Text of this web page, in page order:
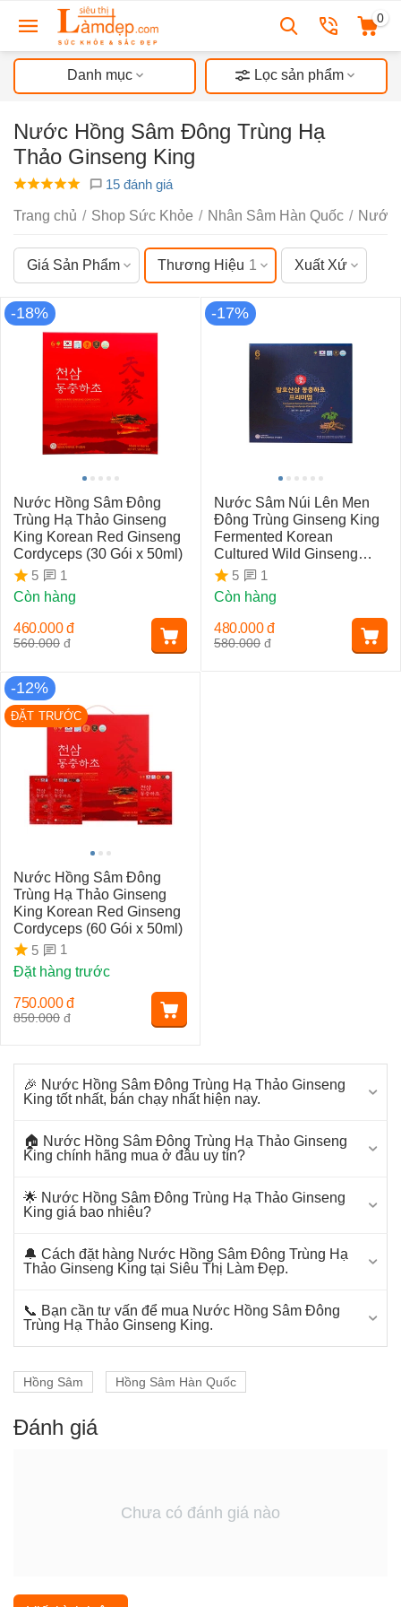
0
Danh mục Lọc sản phẩm
Nước Hồng Sâm Đông Trùng Hạ
Thảo Ginseng King
15 đánh giá
Trang chủ / Shop Sức Khỏe / Nhân Sâm Hàn Quốc / Nước
Giá Sản Phẩm Thương Hiệu 1 Xuất Xứ
🎉 Nước Hồng Sâm Đông Trùng Hạ Thảo Ginseng
King tốt nhất, bán chạy nhất hiện nay.
🏠 Nước Hồng Sâm Đông Trùng Hạ Thảo Ginseng
King chính hãng mua ở đâu uy tín?
🌟 Nước Hồng Sâm Đông Trùng Hạ Thảo Ginseng
King giá bao nhiêu?
🔔 Cách đặt hàng Nước Hồng Sâm Đông Trùng Hạ
Thảo Ginseng King tại Siêu Thị Làm Đẹp.
📞 Bạn cần tư vấn để mua Nước Hồng Sâm Đông
Trùng Hạ Thảo Ginseng King.
-18%
Nước Hồng Sâm Đông
Trùng Hạ Thảo Ginseng
King Korean Red Ginseng
Cordyceps (30 Gói x 50ml)
5
1
Còn hàng
560.000 đ
460.000 đ
-17%
Nước Sâm Núi Lên Men
Đông Trùng Ginseng King
Fermented Korean
Cultured Wild Ginseng
Cordyceps Premium (30
gói x 50ml)
5
1
Còn hàng
580.000 đ
480.000 đ
-12%
ĐẶT TRƯỚC
Nước Hồng Sâm Đông
Trùng Hạ Thảo Ginseng
King Korean Red Ginseng
Cordyceps (60 Gói x 50ml)
5
1
Đặt hàng trước
850.000 đ
750.000 đ
Hồng Sâm Hồng Sâm Hàn Quốc
Đánh giá
Chưa có đánh giá nào